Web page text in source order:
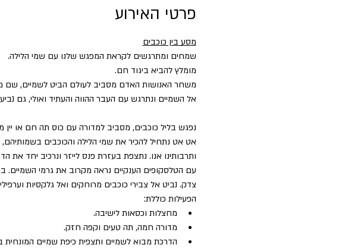
פרטי האירוע
מסע בין כוכבים
שמחים ומתרגשים לקראת המפגש שלנו עם שמי הלילה.
מומלץ להביא ביגוד חם.
משחר האנושות האדם מסביב לעולם הביט לשמיים, שם
אל השמיים ונתרגש עם העבר ההווה והעתיד ואולי, גם
נפגש בליל כוכבים, מסביב למדורה עם כוס תה חם או
אט אט נתחיל להכיר את שמי הלילה והכוכבים
ותרבותינו אנו. נתצפת בעזרת פנס לייזר ונרכיב יחד את
עם הטלסקופים הענקיים נראה מקרוב את גרמי השמיים.
צדק. נביט אל צבירי כוכבים מרוחקים ואל גלקסיות
הפעילות כוללת:
מחצלות וכסאות לישיבה.
מדורה חמה, תה טעים וקפה חזק.
הדרכת מבוא לשמיים ותצפית כיפת שמיים המונחית